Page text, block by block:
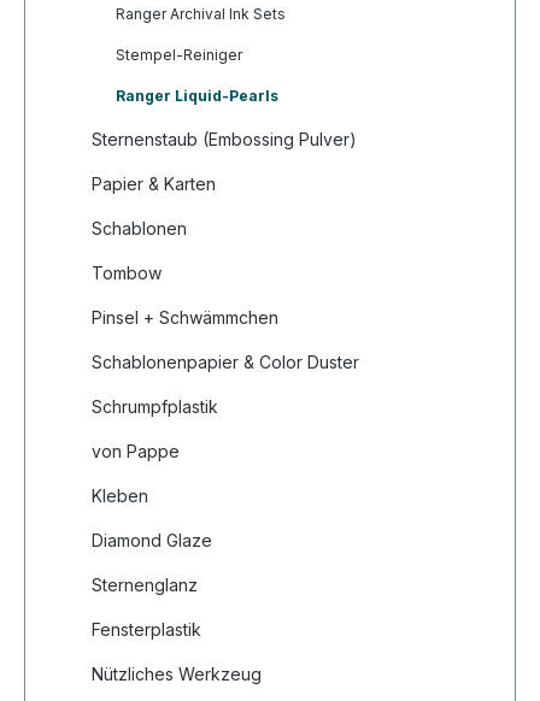
Ranger Archival Ink Sets
Stempel-Reiniger
Ranger Liquid-Pearls
Sternenstaub (Embossing Pulver)
Papier & Karten
Schablonen
Tombow
Pinsel + Schwämmchen
Schablonenpapier & Color Duster
Schrumpfplastik
von Pappe
Kleben
Diamond Glaze
Sternenglanz
Fensterplastik
Nützliches Werkzeug